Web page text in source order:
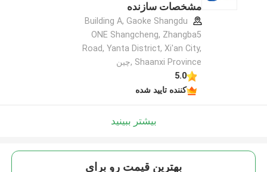
مشخصات سازنده
Building A, Gaoke Shangdu
ONE Shangcheng, Zhangba5
Road, Yanta District, Xi'an City,
Shaanxi Province ,چین
5.0
کننده تایید شده
بیشتر ببینید
بهترين قيمت رو براي